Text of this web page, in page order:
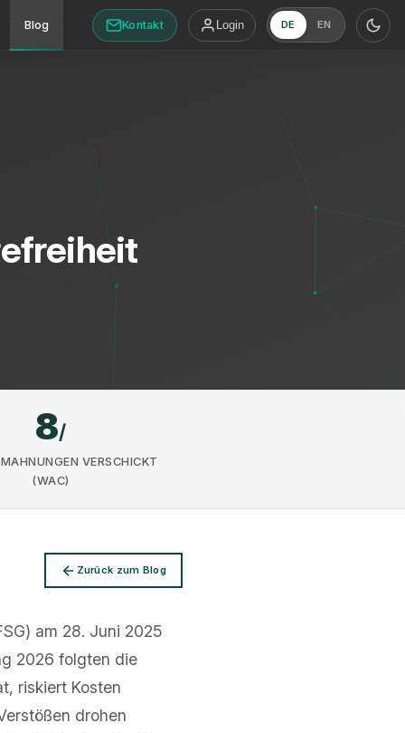
Blog Kontakt Login DE EN
8/
VERSCHICKT
(WAC)
Zurück zum Blog
am 28. Juni 2025
2026 folgten die
riskiert Kosten
drohen